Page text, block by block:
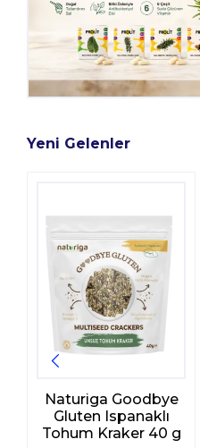
Yeni Gelenler
Naturiga Goodbye
Gluten Ispanaklı
Tohum Kraker 40 g